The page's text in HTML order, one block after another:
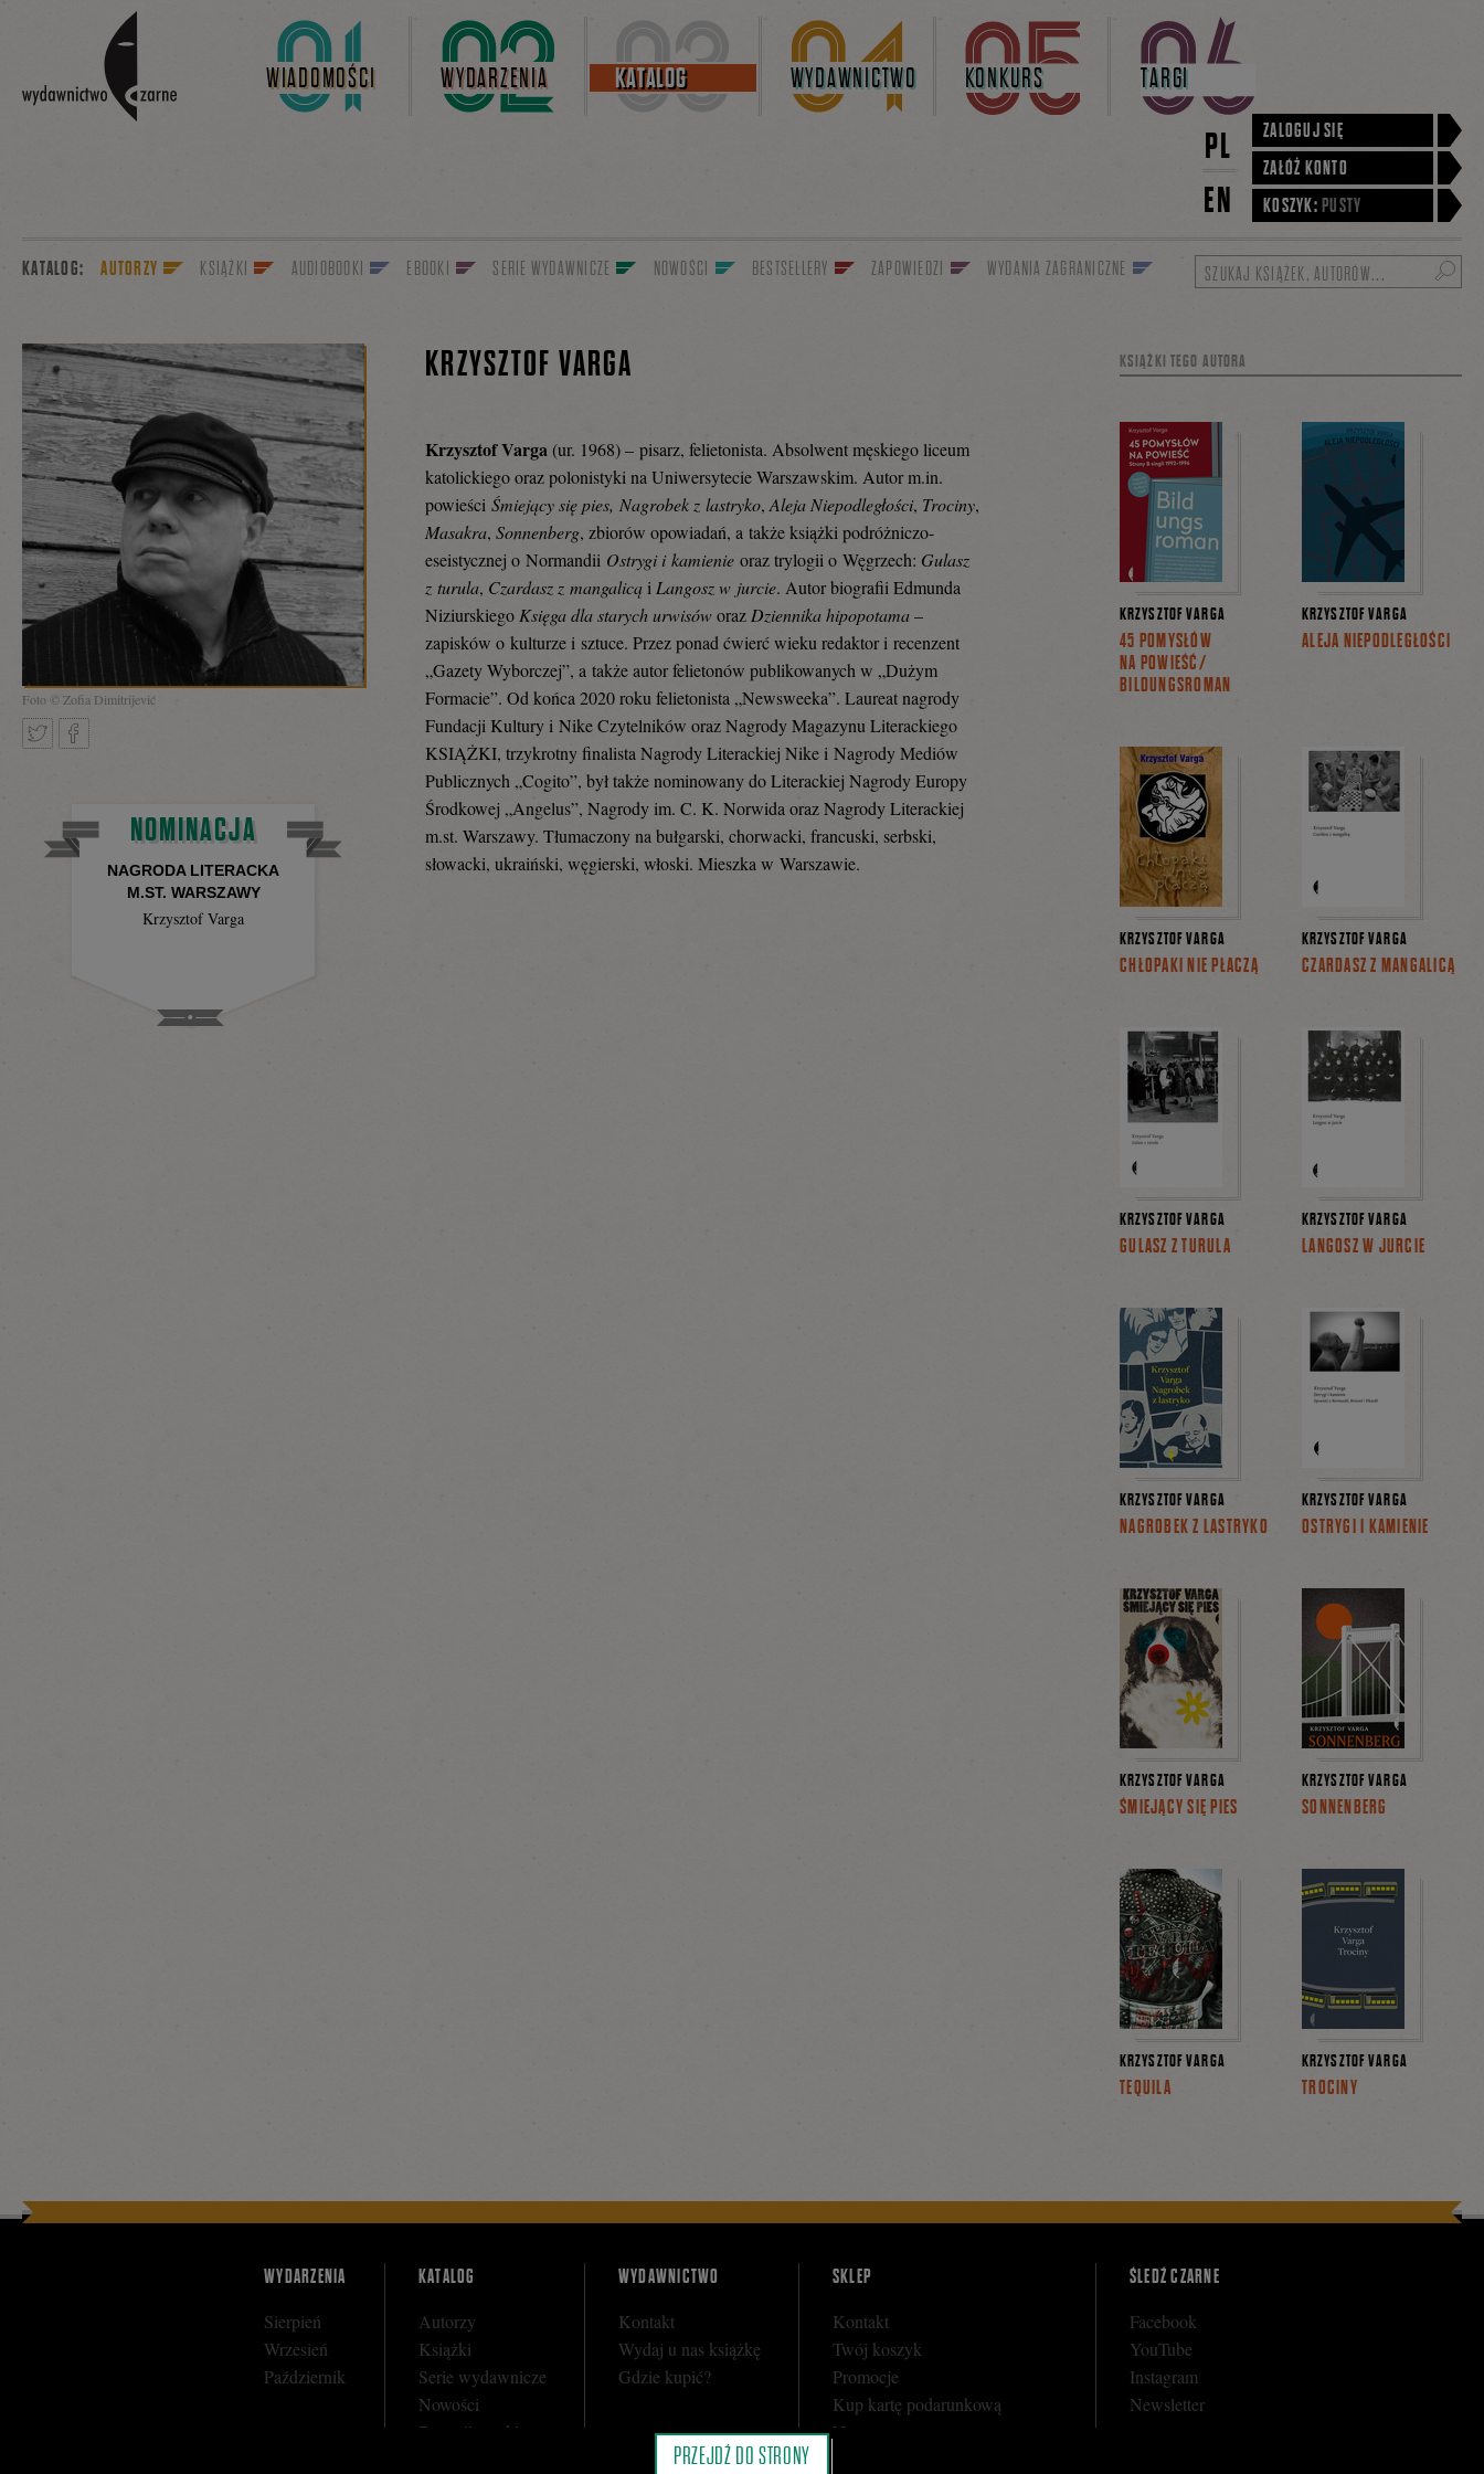
WIADOMOŚCI WYDARZENIA KATALOG WYDAWNICTWO KONKURS TARGI
PL
EN
ZALOGUJ SIĘ
ZAŁÓŻ KONTO
KOSZYK: PUSTY
KATALOG: AUTORZY KSIĄŻKI AUDIOBOOKI EBOOKI SERIE WYDAWNICZE NOWOŚCI BESTSELLERY ZAPOWIEDZI WYDANIA ZAGRANICZNE
KRZYSZTOF VARGA
Foto © Zofia Dimitrijević
Krzysztof Varga (ur. 1968) – pisarz, felietonista. Absolwent męskiego liceum
katolickiego oraz polonistyki na Uniwersytecie Warszawskim. Autor m.in.
powieściŚmiejący się pies, Nagrobek z lastryko,Aleja Niepodległości, Trociny,
Masakra,Sonnenberg, zbiorów opowiadań, a także książki podróżniczo-
eseistycznej o Normandii Ostrygi i kamienie oraz trylogii o Węgrzech: Gulasz
z turula, Czardasz z mangalicą i Langosz w jurcie. Autor biografii Edmunda
Niziurskiego Księga dla starych urwisóworaz Dziennika hipopotama–
zapisków o kulturze i sztuce. Przez ponad ćwierć wieku redaktor i recenzent
„Gazety Wyborczej”, a także autor felietonów publikowanych w „Dużym
Formacie”. Od końca 2020 roku felietonista „Newsweeka”. Laureat nagrody
Fundacji Kultury i Nike Czytelników oraz Nagrody Magazynu Literackiego
KSIĄŻKI, trzykrotny finalista Nagrody Literackiej Nike i Nagrody Mediów
Publicznych „Cogito”, był także nominowany do Literackiej Nagrody Europy
Środkowej „Angelus”, Nagrody im. C. K. Norwida oraz Nagrody Literackiej
m.st. Warszawy. Tłumaczony na bułgarski, chorwacki, francuski, serbski,
słowacki, ukraiński, węgierski, włoski. Mieszka w Warszawie.
KSIĄŻKI TEGO AUTORA
KRZYSZTOF VARGA
45 POMYSŁÓW
NA POWIEŚĆ/
BILDUNGSROMAN
KRZYSZTOF VARGA
ALEJA NIEPODLEGŁOŚCI
KRZYSZTOF VARGA
CHŁOPAKI NIE PŁACZĄ
KRZYSZTOF VARGA
CZARDASZ Z MANGALICĄ
KRZYSZTOF VARGA
GULASZ Z TURULA
KRZYSZTOF VARGA
LANGOSZ W JURCIE
KRZYSZTOF VARGA
NAGROBEK Z LASTRYKO
KRZYSZTOF VARGA
OSTRYGI I KAMIENIE
KRZYSZTOF VARGA
ŚMIEJĄCY SIĘ PIES
KRZYSZTOF VARGA
SONNENBERG
KRZYSZTOF VARGA
TEQUILA
KRZYSZTOF VARGA
TROCINY
NOMINACJA
NAGRODA LITERACKA
M.ST. WARSZAWY
Krzysztof Varga
WYDARZENIA
Sierpień
Wrzesień
Październik
KATALOG
Autorzy
Książki
Serie wydawnicze
Nowości
Bestsellery sklepu
WYDAWNICTWO
Kontakt
Wydaj u nas książkę
Gdzie kupić?
SKLEP
Kontakt
Twój koszyk
Promocje
Kup kartę podarunkową
Nota prawna
ŚLEDŹ CZARNE
Facebook
YouTube
Instagram
Newsletter
PRZEJDŹ DO STRONY